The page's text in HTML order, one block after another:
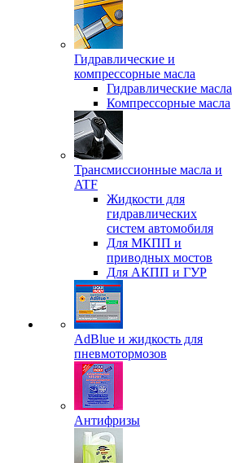
Гидравлические и
компрессорные масла
Гидравлические масла
Компрессорные масла
Трансмиссионные масла и
ATF
Жидкости для
гидравлических
систем автомобиля
Для МКПП и
приводных мостов
Для АКПП и ГУР
AdBlue и жидкость для
пневмотормозов
Антифризы